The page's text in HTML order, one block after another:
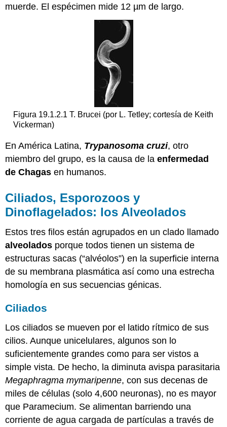
muerde. El espécimen mide 12 µm de largo.
Figura 19.1.2.1 T. Brucei (por L. Tetley; cortesía de Keith
Vickerman)
En América Latina, Trypanosoma cruzi, otro
miembro del grupo, es la causa de laenfermedad
de Chagas en humanos.
Ciliados, Esporozoos y
Dinoflagelados: los Alveolados
Estos tres filos están agrupados en un clado llamado
alveolados porque todos tienen un sistema de
estructuras sacas (“alvéolos”) en la superficie interna
de su membrana plasmática así como una estrecha
homología en sus secuencias génicas.
Ciliados
Los ciliados se mueven por el latido rítmico de sus
cilios. Aunque unicelulares, algunos son lo
suficientemente grandes como para ser vistos a
simple vista. De hecho, la diminuta avispa parasitaria
Megaphragma mymaripenne, con sus decenas de
miles de células (solo 4,600 neuronas), no es mayor
que Paramecium. Se alimentan barriendo una
corriente de agua cargada de partículas a través de